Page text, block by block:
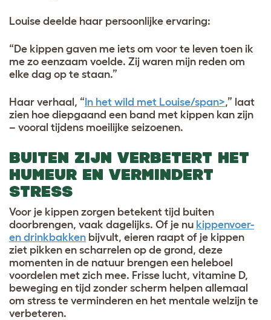
Louise deelde haar persoonlijke ervaring:
“De kippen gaven me iets om voor te leven toen ik
me zo eenzaam voelde. Zij waren mijn reden om
elke dag op te staan.”
Haar verhaal, “In het wild met Louise/span>,” laat
zien hoe diepgaand een band met kippen kan zijn
– vooral tijdens moeilijke seizoenen.
BUITEN ZIJN VERBETERT HET
HUMEUR EN VERMINDERT
STRESS
Voor je kippen zorgen betekent tijd buiten
doorbrengen, vaak dagelijks. Of je nu kippenvoer-
en drinkbakken bijvult, eieren raapt of je kippen
ziet pikken en scharrelen op de grond, deze
momenten in de natuur brengen een heleboel
voordelen met zich mee. Frisse lucht, vitamine D,
beweging en tijd zonder scherm helpen allemaal
om stress te verminderen en het mentale welzijn te
verbeteren.